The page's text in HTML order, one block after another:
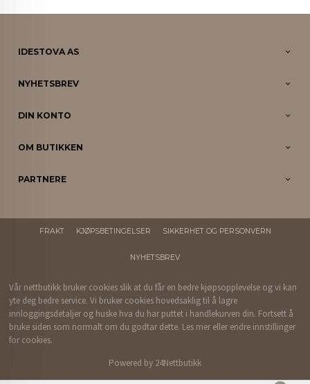
IDESTOVA AS
NYHETSBREV
DIN KONTO
OM BUTIKKEN
PARTNERE
FRAKT KJØPSBETINGELSER SIKKERHET OG PERSONVERN
NYHETSBREV
Vår nettbutikk bruker cookies slik at du får en bedre kjøpsopplevelse og vi kan
yte deg bedre service. Vi bruker cookies hovedsaklig til å lagre
innloggingsdetaljer og huske hva du har puttet i handlekurven din. Fortsett å
bruke siden som normalt om du godtar dette. Les mer eller endre innstillinger
for cookies.
Powered by 24Nettbutikk